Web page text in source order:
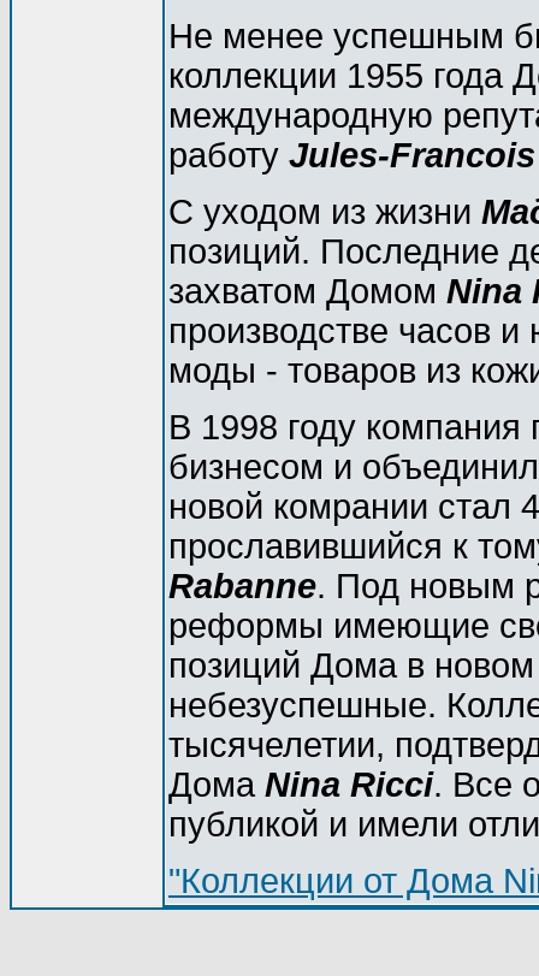
Не менее успешным
коллекции 1955 года
международную
работу Jules-
С уходом из жизни
позиций. Последние
захватом Домом Nina
производстве часов
моды - товаров из
В 1998 году
бизнесом и
новой комрании стал
прославившийся к
Rabanne. Под новым
реформы имеющие
позиций Дома в
небезуспешные.
тысячелетии,
Дома Nina Ricci. Все
публикой и имели
"Коллекции от Дома